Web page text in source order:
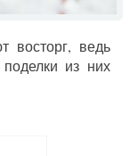
восторг, ведь
из них